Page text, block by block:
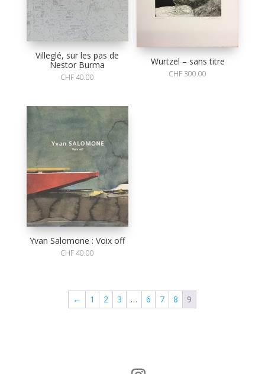
Villeglé, sur les pas de
Nestor Burma
CHF40.00
Wurtzel – sans titre
CHF300.00
Yvan Salomone : Voix off
CHF40.00
← 1 2 3 … 6 7 8 9